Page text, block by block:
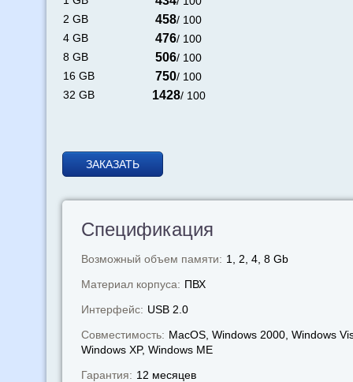
2 GB
458/ 100
4 GB
476/ 100
8 GB
506/ 100
16 GB
750/ 100
32 GB
1428/ 100
ЗАКАЗАТЬ
Спецификация
Возможный объем памяти: 1, 2, 4, 8 Gb
Материал корпуса: ПВХ
Интерфейс: USB 2.0
Совместимость: MacOS, Windows 2000, Windows
Windows XP, Windows МЕ
Гарантия: 12 месяцев